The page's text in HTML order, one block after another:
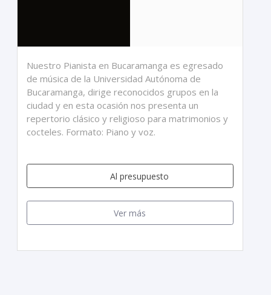
Nuestro Pianista en Bucaramanga es egresado
de música de la Universidad Autónoma de
Bucaramanga, dirige reconocidos grupos en la
ciudad y en esta ocasión nos presenta un
repertorio clásico y religioso para matrimonios y
cocteles. Formato: Piano y voz.
Al presupuesto
Ver más